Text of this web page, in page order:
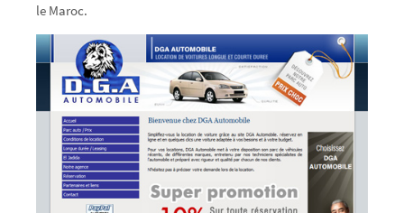
le Maroc.